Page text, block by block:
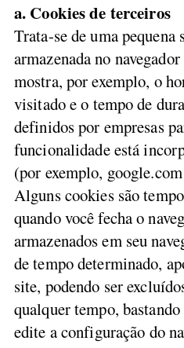
a. Cookies de terceiros
Trata-se de uma pequena
armazenada no
mostra, por exemplo, o
visitado e o tempo de
definidos por empresas
funcionalidade está
(por exemplo,
Alguns cookies são
quando você fecha o
armazenados em seu
de tempo determinado,
site, podendo ser
qualquer tempo,
edite a configuração do